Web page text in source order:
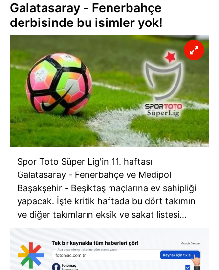
Galatasaray - Fenerbahçe
derbisinde bu isimler yok!
Spor Toto Süper Lig'in 11. haftası
Galatasaray - Fenerbahçe ve Medipol
Başakşehir - Beşiktaş maçlarına ev sahipliği
yapacak. İşte kritik haftada bu dört takımın
ve diğer takımların eksik ve sakat listesi...